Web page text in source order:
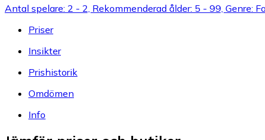
Antal spelare: 2 - 2, Rekommenderad ålder: 5 - 99, Genre:
Priser
Insikter
Prishistorik
Omdömen
Info